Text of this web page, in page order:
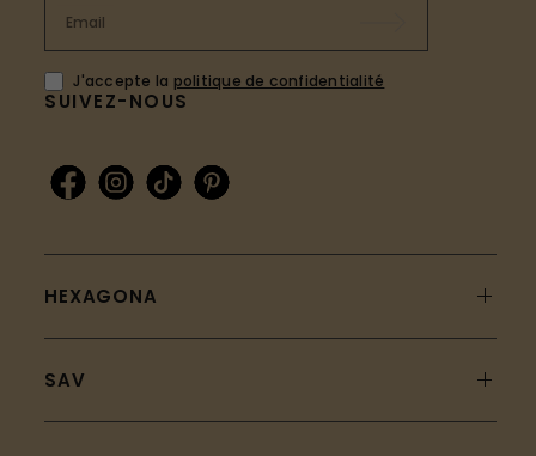
SUIVEZ-NOUS
HEXAGONA
SAV
J'accepte la politique de confidentialité